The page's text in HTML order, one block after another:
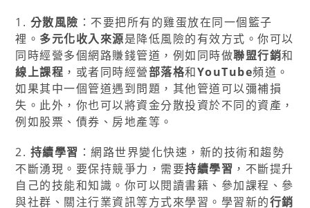
1. 分散風險 ：不要把所有的雞蛋放在同一個籃子
裡。 多元化收入來源是降低風險的有效方式。你可以
同時經營多個網路賺錢管道，例如同時做聯盟行銷和
線上課程 ，或者同時經營部落格和YouTube頻道。
如果其中一個管道遇到問題，其他管道可以彌補損
失。此外，你也可以將資金分散投資於不同的資產，
例如股票、債券、房地產等。
2. 持續學習 ：網路世界變化快速，新的技術和趨勢
不斷湧現。要保持競爭力，需要持續學習 ，不斷提升
自己的技能和知識。你可以閱讀書籍、參加課程、參
與社群、關注行業資訊等方式來學習。學習新的行銷